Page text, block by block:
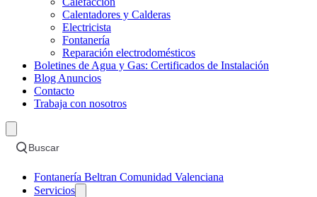
Calentadores y Calderas
Electricista
Fontanería
Reparación electrodomésticos
Boletines de Agua y Gas: Certificados de Instalación
Blog Anuncios
Contacto
Trabaja con nosotros
Buscar
Fontanería Beltran Comunidad Valenciana
Servicios